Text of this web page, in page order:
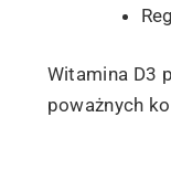
Witamina D3
poważnych